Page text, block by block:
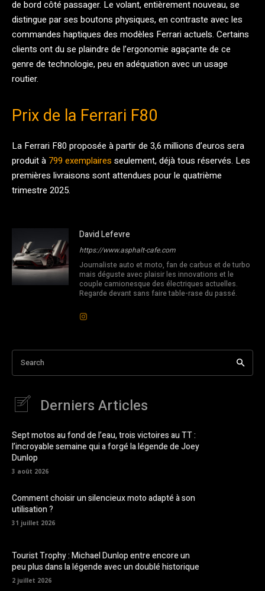
de bord côté passager. Le volant, entièrement nouveau, se
distingue par ses boutons physiques, en contraste avec les
commandes haptiques des modèles Ferrari actuels. Certains
clients ont du se plaindre de l’ergonomie agaçante de ce
genre de technologie, peu en adéquation avec un usage
routier.
Prix de la Ferrari F80
La Ferrari F80 proposée à partir de 3,6 millions d’euros sera
produit à 799 exemplaires seulement, déjà tous réservés. Les
premières livraisons sont attendues pour le quatrième
trimestre 2025.
David Lefevre
https://www.asphalt-cafe.com
Journaliste auto et moto, fan de carbus et de turbo
mais déguste avec plaisir les innovations et le
couple camionesque des électriques actuelles.
Regarde devant sans faire table-rase du passé.
Search
Derniers Articles
Sept motos au fond de l’eau, trois victoires au TT :
l’incroyable semaine qui a forgé la légende de Joey
Dunlop
3 août 2026
Comment choisir un silencieux moto adapté à son
utilisation ?
31 juillet 2026
Tourist Trophy : Michael Dunlop entre encore un
peu plus dans la légende avec un doublé historique
2 juillet 2026